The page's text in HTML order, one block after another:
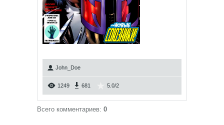
John_Doe
1249 681 5.0/2
Всего комментариев: 0